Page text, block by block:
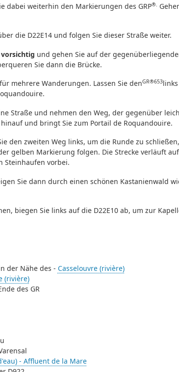
dabei weiterhin den Markierungen des GRP®.
die D22E14 und folgen Sie dieser Straße weiter.
vorsichtig und gehen Sie auf der
Sie dann die Brücke.
mehrere Wanderungen. Lassen Sie denGR®653
Straße und nehmen den Weg, der gegenüber
und bringt Sie zum Portail de Roquandouire.
den zweiten Weg links, um die Runde zu
gelben Markierung folgen. Die Strecke verläuft
Steinhaufen vorbei.
Sie dann durch einen schönen Kastanienwald
biegen Sie links auf die D22E10 ab, um zur
der Nähe des - Casselouvre (rivière)
(rivière)
des GR
- Affluent de la Mare